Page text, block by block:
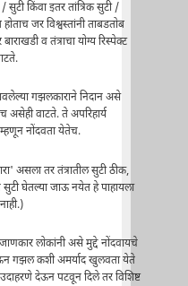
किंवा इतर तांत्रिक सुटी /
जर विश्वस्तांनी ताबडतोब
व तंत्राचा योग्य रिस्पेक्ट
गझलकाराने निदान असे
असेही वाटते. ते अपरिहार्य
नोंदवता येतेच.
असला तर तंत्रातील सुटी ठीक,
घेतल्या जाऊ नयेत हे पाहायला
लोकांनी असे मुद्दे नोंदवायचे
गझल कशी अमर्याद खुलवता येते
देऊन पटवून दिले तर विशिष्ट